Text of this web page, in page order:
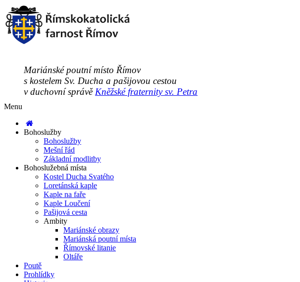
Mariánské poutní místo Římov
s kostelem Sv. Ducha a pašijovou cestou
v duchovní správě Kněžské fraternity sv. Petra
Menu
Bohoslužby
Bohoslužby
Mešní řád
Základní modlitby
Bohoslužebná místa
Kostel Ducha Svatého
Loretánská kaple
Kaple na faře
Kaple Loučení
Pašijová cesta
Ambity
Mariánské obrazy
Mariánská poutní místa
Římovské litanie
Oltáře
Poutě
Prohlídky